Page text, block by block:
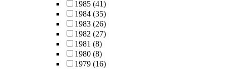
1985 (41)
1984 (35)
1983 (26)
1982 (27)
1981 (8)
1980 (8)
1979 (16)